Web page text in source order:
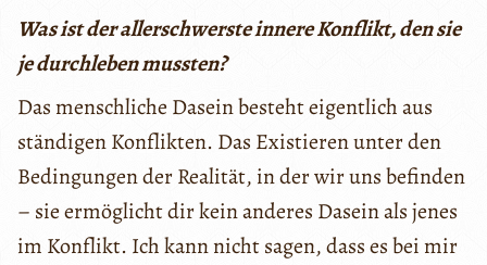
Was ist der allerschwerste innere Konflikt, den sie
je durchleben mussten?
Das menschliche Dasein besteht eigentlich aus
ständigen Konflikten. Das Existieren unter den
Bedingungen der Realität, in der wir uns befinden
– sie ermöglicht dir kein anderes Dasein als jenes
im Konflikt. Ich kann nicht sagen, dass es bei mir